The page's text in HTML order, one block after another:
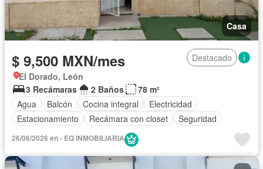
Casa
$ 9,500 MXN/mes
Destacado
El Dorado, León
3 Recámaras
2 Baños
78 m²
Agua
Balcón Cocina integral
Electricidad
Estacionamiento
Recámara con closet Seguridad
26/06/2026 en - EQ INMOBILIARIA